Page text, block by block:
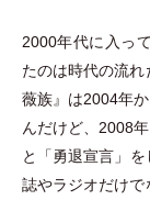
2000年代に入っ
たのは時代の流
薇族』は2004年
んだけど、2008
と
「勇退宣言 」 を
誌やラジオだけで